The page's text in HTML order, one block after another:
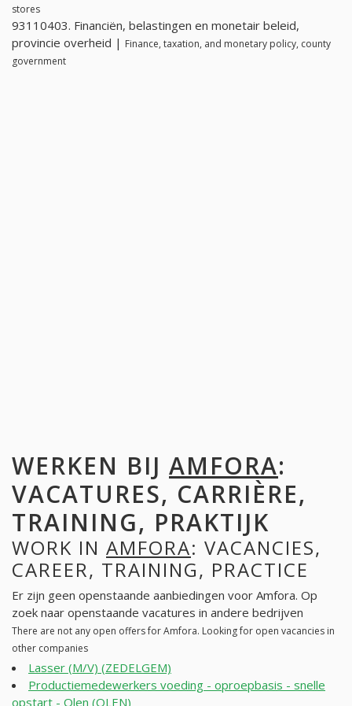
stores
93110403. Financiën, belastingen en monetair beleid,
provincie overheid | Finance, taxation, and monetary policy, county
government
WERKEN BIJ AMFORA:
VACATURES, CARRIÈRE,
TRAINING, PRAKTIJK
WORK IN AMFORA: VACANCIES,
CAREER, TRAINING, PRACTICE
Er zijn geen openstaande aanbiedingen voor Amfora. Op
zoek naar openstaande vacatures in andere bedrijven
There are not any open offers for Amfora. Looking for open vacancies in
other companies
Lasser (M/V) (ZEDELGEM)
Productiemedewerkers voeding - oproepbasis - snelle
opstart - Olen (OLEN)